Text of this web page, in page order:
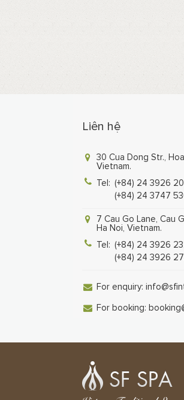
Liên hệ
30 Cua Dong Str.,
Vietnam.
Tel: (+84) 24 3926
(+84) 24 3747
7 Cau Go Lane, Cau
Ha Noi, Vietnam.
Tel: (+84) 24 3926
(+84) 24 3926
For enquiry:
For booking: